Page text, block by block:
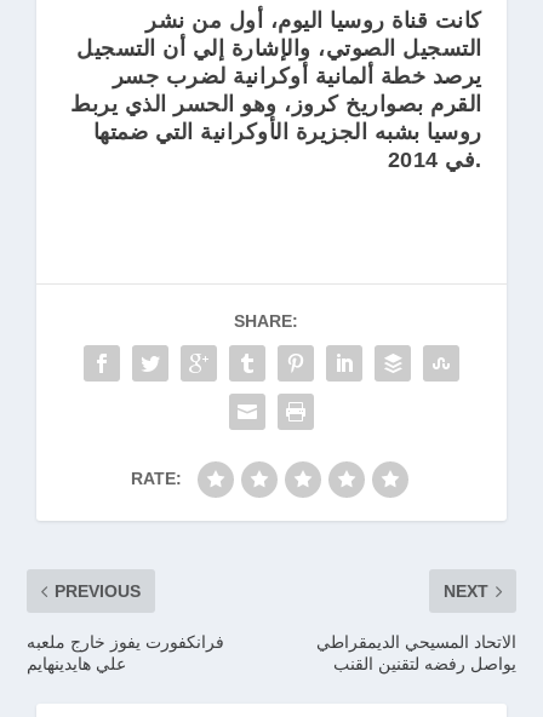
كانت قناة روسيا اليوم، أول من نشر
التسجيل الصوتي، والإشارة إلي أن التسجيل
يرصد خطة ألمانية أوكرانية لضرب جسر
القرم بصواريخ كروز، وهو الحسر الذي يربط
روسيا بشبه الجزيرة الأوكرانية التي ضمتها
في 2014.
SHARE:
RATE:
PREVIOUS
فرانكفورت يفوز خارج ملعبه
علي هايدينهايم
NEXT
الاتحاد المسيحي الديمقراطي
يواصل رفضه لتقنين القنب